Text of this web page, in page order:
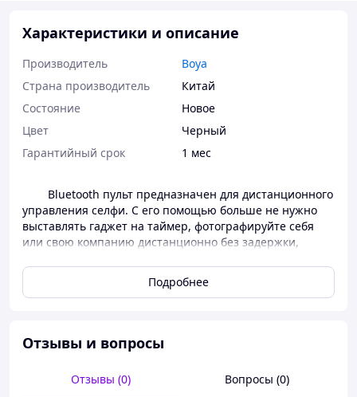
Характеристики и описание
Производитель
Boya
Страна производитель
Китай
Состояние
Новое
Цвет
Черный
Гарантийный срок
1 мес
Bluetooth пульт предназначен для дистанционного
управления селфи. С его помощью больше не нужно
выставлять гаджет на таймер, фотографируйте себя
или свою компанию дистанционно без задержки,
Данное устройство работает по bluetooth
интерфейсу: для начала работы нужно включить пульт-
установить связь. Устройство готово к использованию.
6.0 и выше. Если прибор не работает со стандартным
Подробнее
Отзывы и вопросы
Отзывы (0) Вопросы (0)